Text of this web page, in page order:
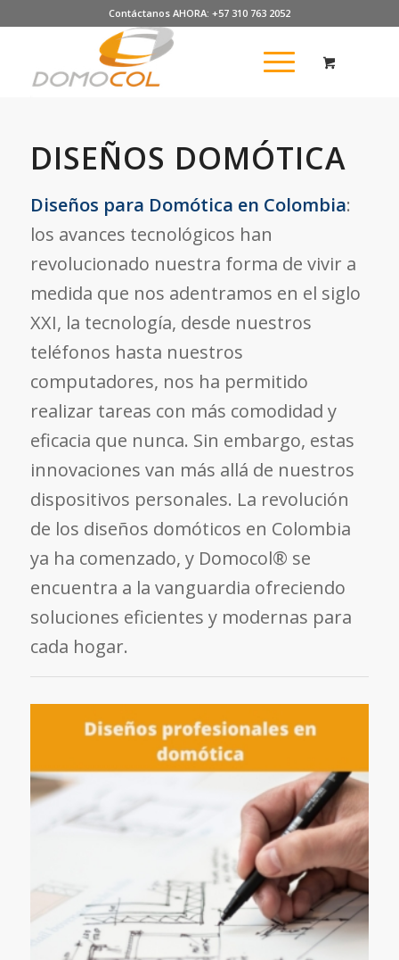
Contáctanos AHORA: +57 310 763 2052
DISEÑOS DOMÓTICA
Diseños para Domótica en Colombia:
los avances tecnológicos han
revolucionado nuestra forma de vivir a
medida que nos adentramos en el siglo
XXI, la tecnología, desde nuestros
teléfonos hasta nuestros
computadores, nos ha permitido
realizar tareas con más comodidad y
eficacia que nunca. Sin embargo, estas
innovaciones van más allá de nuestros
dispositivos personales. La revolución
de los diseños domóticos en Colombia
ya ha comenzado, y Domocol® se
encuentra a la vanguardia ofreciendo
soluciones eficientes y modernas para
cada hogar.